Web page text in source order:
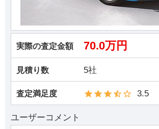
実際の査定金額 70.0万円
見積り数 5社
査定満足度 3.5
ユーザーコメント